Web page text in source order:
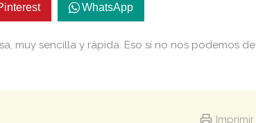
WhatsApp
muy sencilla y rápida. Eso sí no nos podemos de
Imprimir